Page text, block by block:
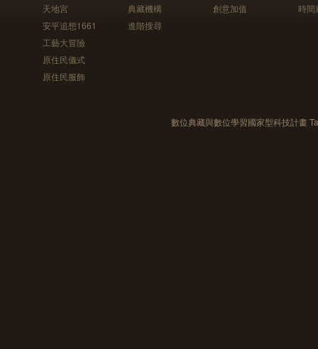
天地宮
安平追想1661
工藝大冒險
原住民儀式
原住民服飾
典藏機構
進階搜尋
創意加值
時間
數位典藏與數位學習國家型科技計畫